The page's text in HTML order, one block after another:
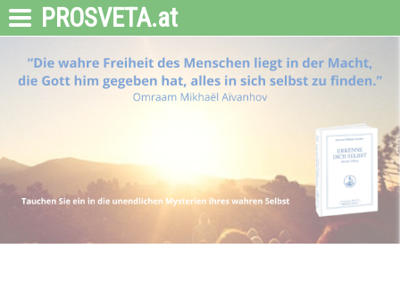
PROSVETA.at